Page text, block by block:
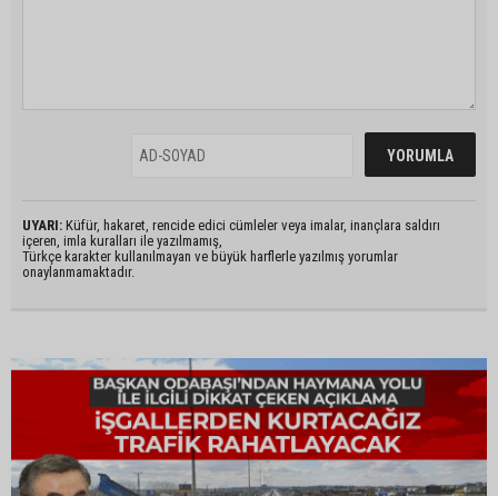
UYARI: Küfür, hakaret, rencide edici cümleler veya imalar, inançlara saldırı
içeren, imla kuralları ile yazılmamış,
Türkçe karakter kullanılmayan ve büyük harflerle yazılmış yorumlar
onaylanmamaktadır.